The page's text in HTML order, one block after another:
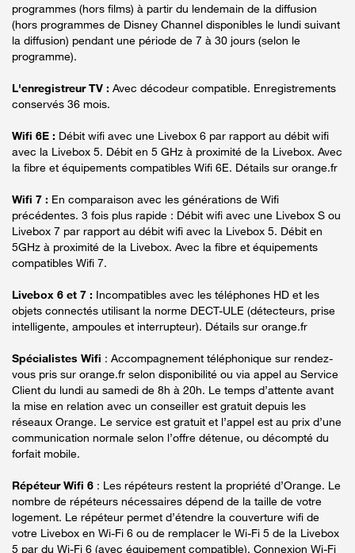
programmes (hors films) à partir du lendemain de la diffusion
(hors programmes de Disney Channel disponibles le lundi suivant
la diffusion) pendant une période de 7 à 30 jours (selon le
programme).
L'enregistreur TV : Avec décodeur compatible. Enregistrements
conservés 36 mois.
Wifi 6E : Débit wifi avec une Livebox 6 par rapport au débit wifi
avec la Livebox 5. Débit en 5 GHz à proximité de la Livebox. Avec
la fibre et équipements compatibles Wifi 6E. Détails sur orange.fr
Wifi 7 : En comparaison avec les générations de Wifi
précédentes. 3 fois plus rapide : Débit wifi avec une Livebox S ou
Livebox 7 par rapport au débit wifi avec la Livebox 5. Débit en
5GHz à proximité de la Livebox. Avec la fibre et équipements
compatibles Wifi 7.
Livebox 6 et 7 : Incompatibles avec les téléphones HD et les
objets connectés utilisant la norme DECT-ULE (détecteurs, prise
intelligente, ampoules et interrupteur). Détails sur orange.fr
Spécialistes Wifi : Accompagnement téléphonique sur rendez-
vous pris sur orange.fr selon disponibilité ou via appel au Service
Client du lundi au samedi de 8h à 20h. Le temps d’attente avant
la mise en relation avec un conseiller est gratuit depuis les
réseaux Orange. Le service est gratuit et l’appel est au prix d’une
communication normale selon l’offre détenue, ou décompté du
forfait mobile.
Répéteur Wifi 6 : Les répéteurs restent la propriété d’Orange. Le
nombre de répéteurs nécessaires dépend de la taille de votre
logement. Le répéteur permet d’étendre la couverture wifi de
votre Livebox en Wi-Fi 6 ou de remplacer le Wi-Fi 5 de la Livebox
5 par du Wi-Fi 6 (avec équipement compatible). Connexion Wi-Fi